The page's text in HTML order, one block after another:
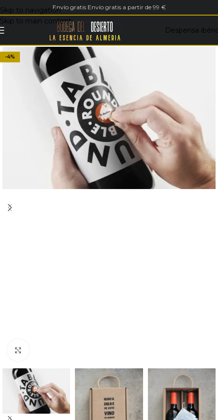
Skip to navigation
Skip to main content
Envío gratis Envío gratis a partir de 99 €
Despensa
-4%